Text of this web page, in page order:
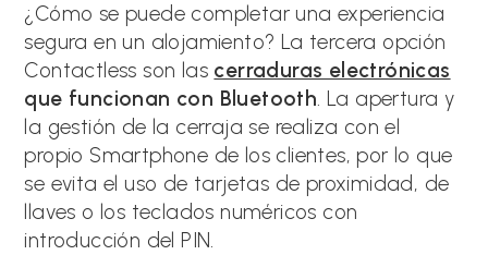
¿Cómo se puede completar una experiencia
segura en un alojamiento? La tercera opción
Contactless son las cerraduras electrónicas
que funcionan con Bluetooth. La apertura y
la gestión de la cerraja se realiza con el
propio Smartphone de los clientes, por lo que
se evita el uso de tarjetas de proximidad, de
llaves o los teclados numéricos con
introducción del PIN.